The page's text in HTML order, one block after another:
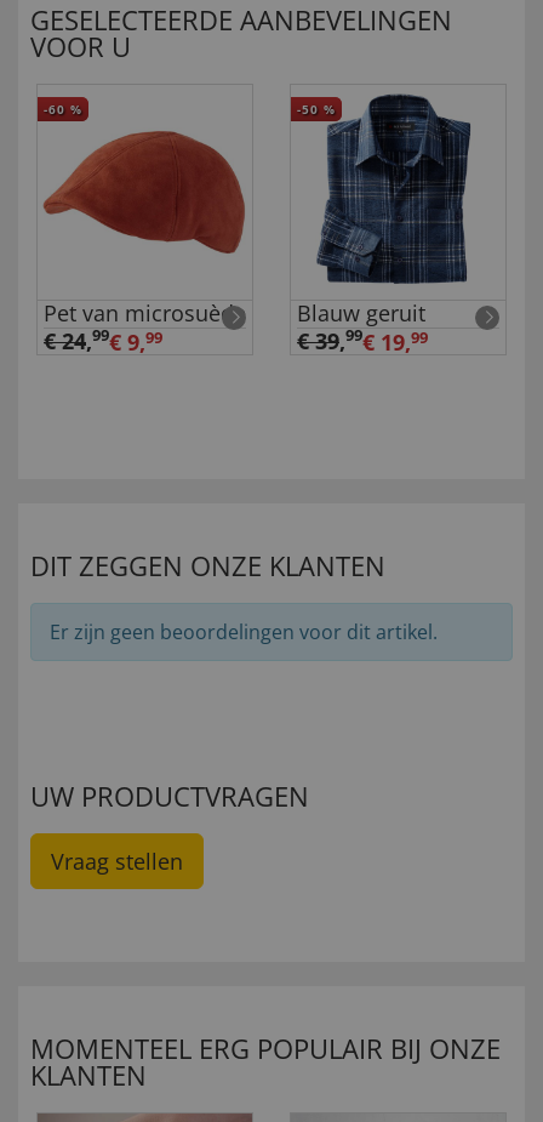
GESELECTEERDE AANBEVELINGEN
VOOR U
-60 %
Pet van microsuède
€ 24,99€ 9,99
-50 %
Blauw geruit
€ 39,99€ 19,99
DIT ZEGGEN ONZE KLANTEN
Er zijn geen beoordelingen voor dit artikel.
UW PRODUCTVRAGEN
Vraag stellen
MOMENTEEL ERG POPULAIR BIJ ONZE
KLANTEN